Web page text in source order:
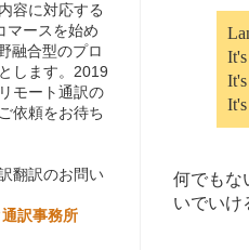
何でもな
いでいけ
容に対応する
マースを始め
融合型のプロ
します。2019
モート通訳の
依頼をお待ち
翻訳のお問い
訳事務所